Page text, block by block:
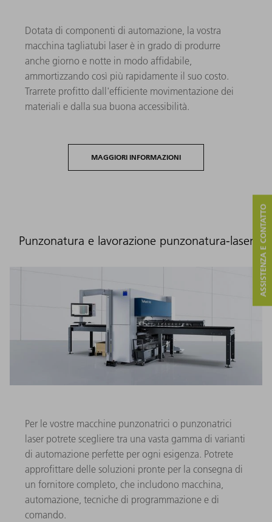
Dotata di componenti di automazione, la vostra
macchina tagliatubi laser è in grado di produrre
anche giorno e notte in modo affidabile,
ammortizzando così più rapidamente il suo costo.
Trarrete profitto dall'efficiente movimentazione dei
materiali e dalla sua buona accessibilità.
MAGGIORI INFORMAZIONI
Punzonatura e lavorazione punzonatura-laser
Per le vostre macchine punzonatrici o punzonatrici
laser potrete scegliere tra una vasta gamma di varianti
di automazione perfette per ogni esigenza. Potrete
approfittare delle soluzioni pronte per la consegna di
un fornitore completo, che includono macchina,
automazione, tecniche di programmazione e di
comando.
ASSISTENZA E CONTATTO